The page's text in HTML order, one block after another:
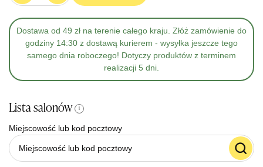
Dostawa od 49 zł na terenie całego kraju. Złóż zamówienie do
godziny 14:30 z dostawą kurierem - wysyłka jeszcze tego
samego dnia roboczego! Dotyczy produktów z terminem
realizacji 5 dni.
Lista salonów i
Miejscowość lub kod pocztowy